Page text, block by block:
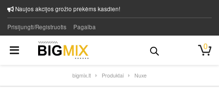
Naujos akcijos grožio prekėms kasdien!
Prisijungti/Registruotis Pagalba
0
bigmix.lt Produktai Nuxe